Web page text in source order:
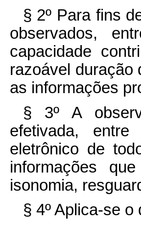
§ 2º Para fins
observados,
capacidade
razoável duração
as informações
§ 3º A
efetivada,
eletrônico de
informações
isonomia,
§ 4º Aplica-se